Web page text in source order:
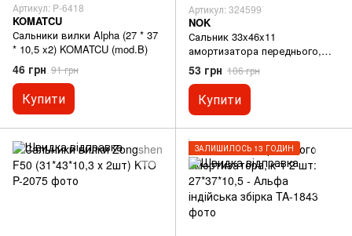
Артикул: P-6418
KOMATCU
Сальники вилки Alpha (27 * 37
* 10,5 x2) KOMATCU (mod.B)
46 грн 91 грн
Купити
Артикул: 324599
NOK
Сальник 33x46x11
амортизатора переднього,
якісний відмінна якість
53 грн 106 грн
Купити
ЗАЛИШИЛОСЬ 13 ГОДИН